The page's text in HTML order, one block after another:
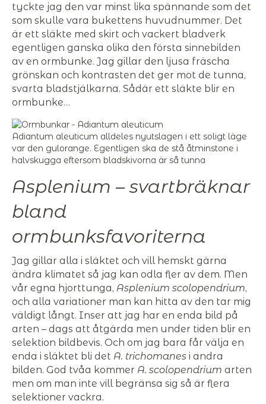
tyckte jag den var minst lika spännande som det
som skulle vara bukettens huvudnummer. Det
är ett släkte med skirt och vackert bladverk
egentligen ganska olika den första sinnebilden
av en ormbunke. Jag gillar den ljusa fräscha
grönskan och kontrasten det ger mot de tunna,
svarta bladstjälkarna. Sådär ett släkte blir en
ormbunke…
Adiantum aleuticum alldeles nyutslagen i ett soligt läge
var den gulorange. Egentligen ska de stå åtminstone i
halvskugga eftersom bladskivorna är så tunna
Asplenium – svartbräknar
bland
ormbunksfavoriterna
Jag gillar alla i släktet och vill hemskt gärna
ändra klimatet så jag kan odla fler av dem. Men
vår egna hjorttunga, Asplenium scolopendrium,
och alla variationer man kan hitta av den tar mig
väldigt långt. Inser att jag har en enda bild på
arten – dags att åtgärda men under tiden blir en
selektion bildbevis. Och om jag bara får välja en
enda i släktet bli det A. trichomanes i andra
bilden. God tvåa kommer A. scolopendrium arten
men om man inte vill begränsa sig så är flera
selektioner vackra.